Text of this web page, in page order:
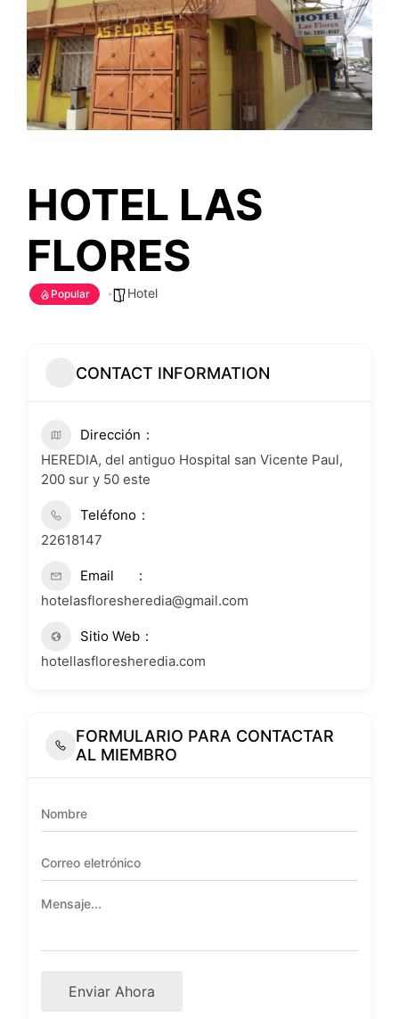
HOTEL LAS
FLORES
Popular Hotel
CONTACT INFORMATION
Dirección
HEREDIA, del antiguo Hospital san Vicente Paul,
200 sur y 50 este
Teléfono
22618147
Email
hotelasfloresheredia@gmail.com
Sitio Web
hotellasfloresheredia.com
FORMULARIO PARA CONTACTAR
AL MIEMBRO
Enviar Ahora